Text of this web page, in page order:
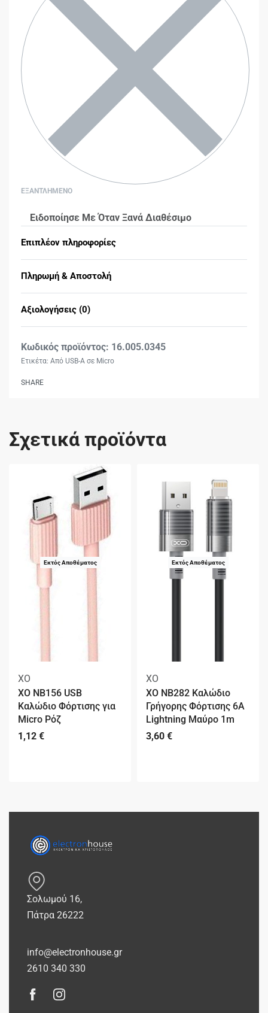
ΕΞΑΝΤΛΗΜΕΝΟ
Ειδοποίησε Με Όταν Ξανά Διαθέσιμο
Επιπλέον πληροφορίες
Πληρωμή & Αποστολή
Αξιολογήσεις (0)
16.005.0345
Ετικέτα: Από USB-A σε Micro
SHARE
Σχετικά προϊόντα
Εκτός Αποθέματος
XO
XO NB156 USB
Καλώδιο Φόρτισης για
Micro Ρόζ
1,12 €
Εκτός Αποθέματος
XO
XO NB282 Καλώδιο
Γρήγορης Φόρτισης 6A
Lightning Μαύρο 1m
3,60 €
Σολωμού 16,
Πάτρα 26222
info@electronhouse.gr
2610 340 330